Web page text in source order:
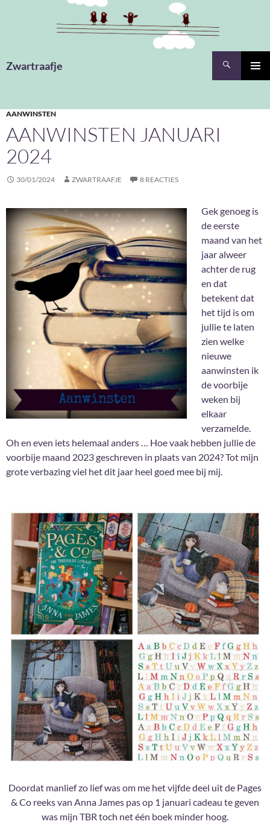
Zwartraafje
AANWINSTEN
AANWINSTEN JANUARI
2024
30/01/2024 ZWARTRAAFJE 8 REACTIES
Gek genoeg is
de eerste
maand van het
jaar alweer
achter de rug
en dat
betekent dat
het tijd is om
jullie te laten
zien welke
nieuwe
aanwinsten ik
de voorbije
weken bij
elkaar
verzamelde.
Oh en even iets helemaal anders … Hoe vaak hebben jullie de
voorbije maand 2023 geschreven in plaats van 2024? Tot mijn
grote verbazing viel het dit jaar heel goed mee bij mij.
Doordat manlief zo lief was om me het vijfde deel uit de Pages
& Co reeks van Anna James pas op 1 januari cadeau te geven
was mijn TBR toch net één boek minder hoog.